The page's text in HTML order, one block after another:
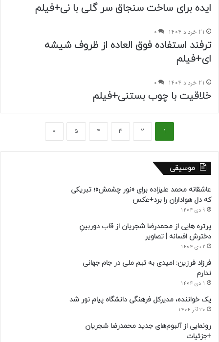
ایده برای ساخت سنجاق سر گلی با نی+فیلم
21 خرداد 1404 0
ترفند استفاده فوق العاده از ظروف شیشه
ای+فیلم
21 خرداد 1404 0
خلاقیت با چوب بستنی+فیلم
1
2
3
4
5
»
موسیقی
عاشقانه محمد علیزاده برای «نور چشمش»؛ تبریکی
که دل هواداران را برد+عکس
9 دی 1404
پرتره هایی از محمدرضا شجریان از قاب دوربینِ
دخترش افسانه | تصاویر
2 دی 1404
فرزاد فرزین: امیدی به تیم ملی در جام جهانی
ندارم
1 دی 1404
یک خواننده، مدیرکل فرهنگی دانشگاه پیام نور شد
30 آذر 1404
رونمایی از آلبوم‌های جدید محمدرضا شجریان
+جزئیات